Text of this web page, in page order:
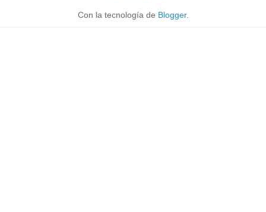
Con la tecnología de Blogger.